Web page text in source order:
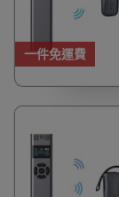
一件免運費